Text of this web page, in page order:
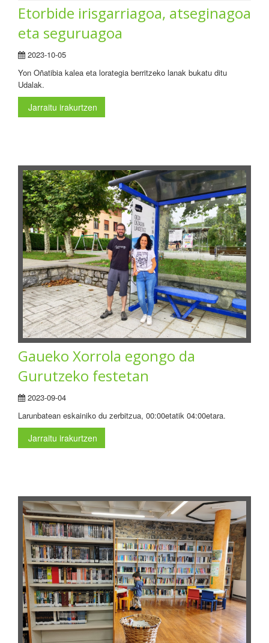
Etorbide irisgarriagoa, atseginagoa
eta seguruagoa
2023-10-05
Yon Oñatibia kalea eta lorategia berritzeko lanak bukatu ditu
Udalak.
Jarraitu irakurtzen
Gaueko Xorrola egongo da
Gurutzeko festetan
2023-09-04
Larunbatean eskainiko du zerbitzua, 00:00etatik 04:00etara.
Jarraitu irakurtzen